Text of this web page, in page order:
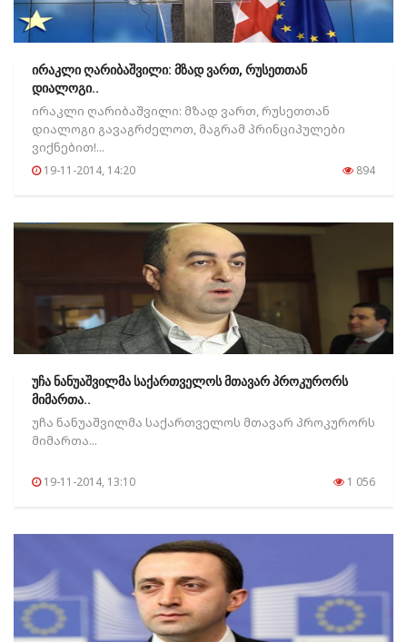
ირაკლი ღარიბაშვილი: მზად ვართ, რუსეთთან
დიალოგი..
ირაკლი ღარიბაშვილი: მზად ვართ, რუსეთთან
დიალოგი გავაგრძელოთ, მაგრამ პრინციპულები
ვიქნებით!...
19-11-2014, 14:20 894
უჩა ნანუაშვილმა საქართველოს მთავარ პროკურორს
მიმართა..
უჩა ნანუაშვილმა საქართველოს მთავარ პროკურორს
მიმართა...
19-11-2014, 13:10 1 056